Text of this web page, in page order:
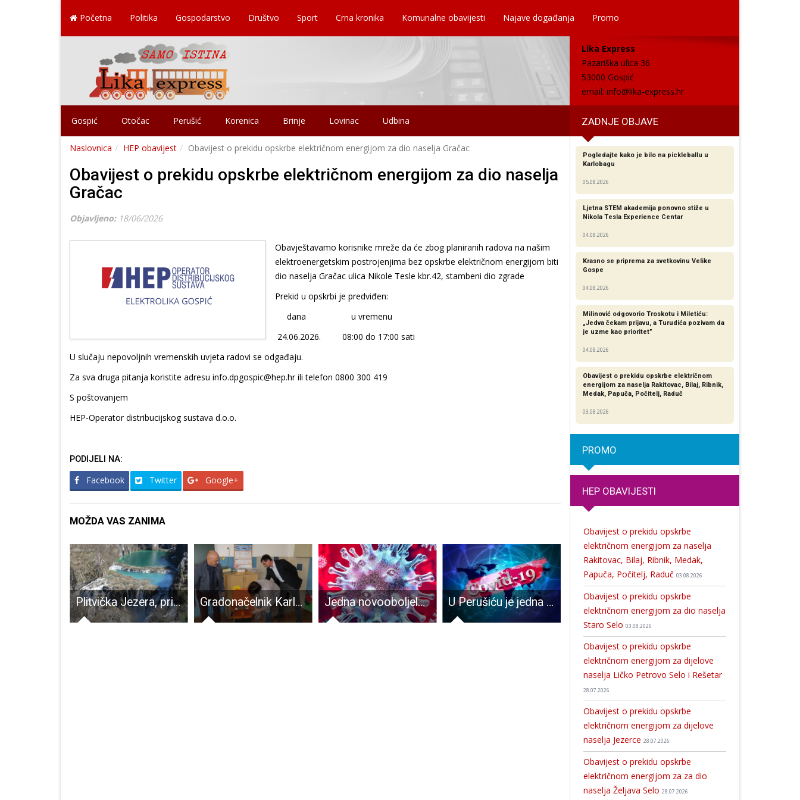
Početna Politika Gospodarstvo Društvo Sport Crna kronika Komunalne obavijesti Najave događanja Promo
Lika Express
Pazariška ulica 36
53000 Gospić
email: info@lika-express.hr
Gospić Otočac Perušić Korenica Brinje Lovinac Udbina ZADNJE OBJAVE
Naslovnica HEP obavijest Obavijest o prekidu opskrbe električnom energijom za dio naselja Gračac
Obavijest o prekidu opskrbe električnom energijom za dio naselja
Gračac
Objavljeno: 18/06/2026
Obavještavamo korisnike mreže da će zbog planiranih radova na našim
elektroenergetskim postrojenjima bez opskrbe električnom energijom biti
dio naselja Gračac ulica Nikole Tesle kbr.42, stambeni dio zgrade
Prekid u opskrbi je predviđen:
dana u vremenu
24.06.2026. 08:00 do 17:00 sati
U slučaju nepovoljnih vremenskih uvjeta radovi se odgađaju.
Za sva druga pitanja koristite adresu info.dpgospic@hep.hr ili telefon 0800 300 419
S poštovanjem
HEP-Operator distribucijskog sustava d.o.o.
PODIJELI NA:
Facebook Twitter Google+
MOŽDA VAS ZANIMA
Plitvička Jezera, prirodna ljepota i turistički adut koji ostavlja bez daha!!! Gradonačelnik Karlo Starčević uručio donaciju prvašiću Josipu, učeniku Osnovne škole dr.Franje Tuđmana u Ličkom Osiku Jedna novooboljela osoba od COVID-19 u protekla 24 sata je iz Otočca U Perušiću je jedna novooboljela osoba od COVID-19 U subotu 20.rujna u Lovincu se održava Dan sira i krumpira
Pogledajte kako je bilo na pickleballu u
Karlobagu
05.08.2026
Ljetna STEM akademija ponovno stiže u
Nikola Tesla Experience Centar
04.08.2026
Krasno se priprema za svetkovinu Velike
Gospe
04.08.2026
Milinović odgovorio Troskotu i Miletiću:
„Jedva čekam prijavu, a Turudića pozivam da
je uzme kao prioritet”
04.08.2026
Obavijest o prekidu opskrbe električnom
energijom za naselja Rakitovac, Bilaj, Ribnik,
Medak, Papuča, Počitelj, Raduč
03.08.2026
PROMO
HEP OBAVIJESTI
Obavijest o prekidu opskrbe
električnom energijom za naselja
Rakitovac, Bilaj, Ribnik, Medak,
Papuča, Počitelj, Raduč 03.08.2026
Obavijest o prekidu opskrbe
električnom energijom za dio naselja
Staro Selo 03.08.2026
Obavijest o prekidu opskrbe
električnom energijom za dijelove
naselja Ličko Petrovo Selo i Rešetar
28.07.2026
Obavijest o prekidu opskrbe
električnom energijom za dijelove
naselja Jezerce 28.07.2026
Obavijest o prekidu opskrbe
električnom energijom za za dio
naselja Željava Selo 28.07.2026